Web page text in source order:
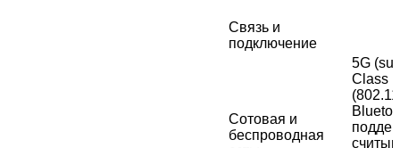
Связь и
подключение
Сотовая и
беспроводная
5G
Class